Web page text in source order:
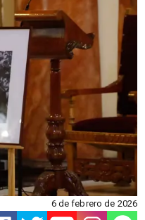
6 de febrero de 2026